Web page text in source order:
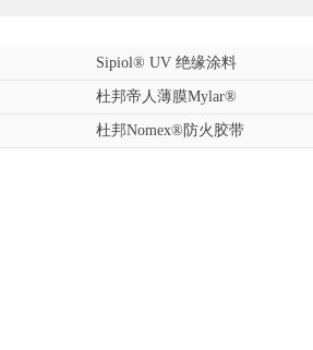
Sipiol® UV 绝缘涂料
杜邦帝人薄膜Mylar®
杜邦Nomex®防火胶带